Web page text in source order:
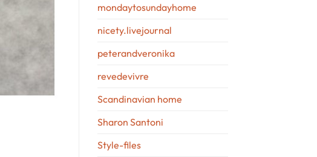
mondaytosundayhome
nicety.livejournal
peterandveronika
revedevivre
Scandinavian home
Sharon Santoni
Style-files